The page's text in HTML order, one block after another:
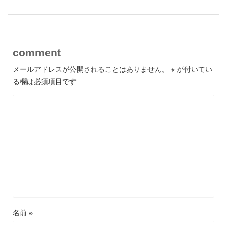
comment
メールアドレスが公開されることはありません。 ※ が付いてい
る欄は必須項目です
名前 ※